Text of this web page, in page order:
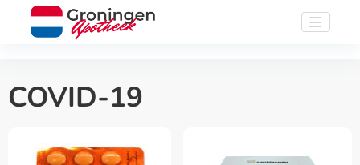
COVID-19